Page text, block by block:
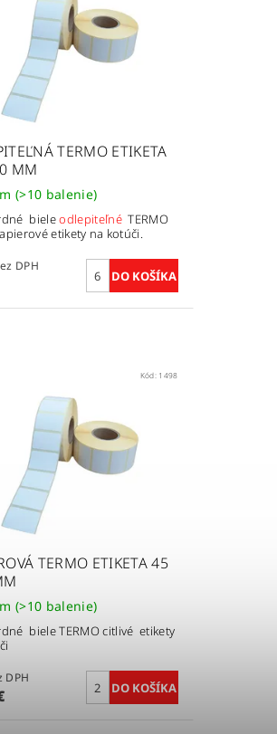
TERMO ETIKETA
MM
(>10 balenie)
bieleodlepiteľnéTERMO
etikety na kotúči.
€ bez DPH
Kód: 1498
TERMO ETIKETA 45
(>10 balenie)
biele TERMO citlivé etikety
DPH